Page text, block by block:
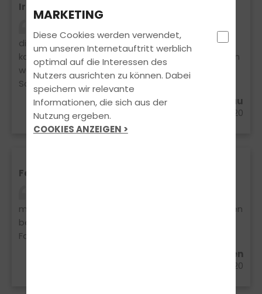
Irgend etwas colles
Marcus Holzapfel einer der besten Fahrlehrer,
die Fahrstunden waren immer sehr cool und ich
kann die Fahrschule nur weiterempfehlen. Achja ich
warte immer noch auf mein pinken
Schlüsselanhänger Marcus ?
Edgar Papenheim aus Soltau
06.07.2020
Feedback
mit Kati war lustig und einfach nur gut ! Hat mit den
beiden spaß gemacht ! im allgemein gute
Fahrschule Daumen hoch??
Paul B. aus Bispingen
30.06.2020
MARKETING
Diese Cookies werden verwendet,
um unseren Internetauftritt werblich
optimal auf die Interessen des
Nutzers ausrichten zu können. Dabei
speichern wir relevante
Informationen, die sich aus der
Nutzung ergeben.
COOKIES ANZEIGEN >